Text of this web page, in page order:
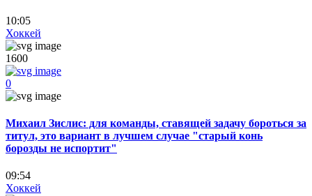
10:05
Хоккей
1600
0
Михаил Зислис: для команды, ставящей задачу бороться за
титул, это вариант в лучшем случае "старый конь
борозды не испортит"
09:54
Хоккей